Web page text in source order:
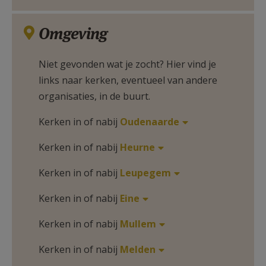
Omgeving
Niet gevonden wat je zocht? Hier vind je
links naar kerken, eventueel van andere
organisaties, in de buurt.
Kerken in of nabij Oudenaarde
Kerken in of nabij Heurne
Kerken in of nabij Leupegem
Kerken in of nabij Eine
Kerken in of nabij Mullem
Kerken in of nabij Melden